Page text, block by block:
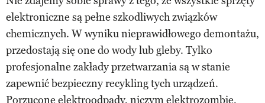
elektroniczne są pełne szkodliwych związków
chemicznych. W wyniku nieprawidłowego demontażu,
przedostają się one do wody lub gleby. Tylko
profesjonalne zakłady przetwarzania są w stanie
zapewnić bezpieczny recykling tych urządzeń.
Porzucone elektroodpady, niczym elektrozombie,